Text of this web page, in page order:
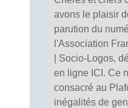
avons le plaisir
parution du
l'Association
| Socio-Logos,
en ligne ICI. Ce
consacré au
inégalités de